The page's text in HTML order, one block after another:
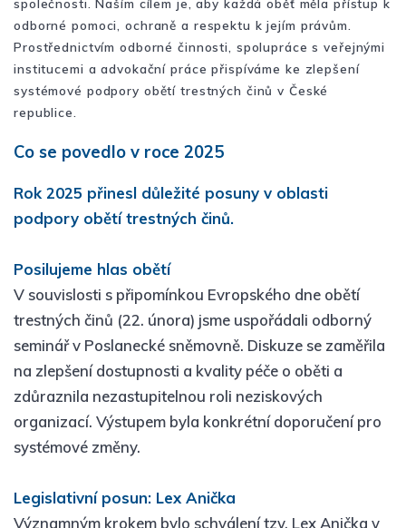
odborné pomoci, ochraně a respektu k jejím právům.
Prostřednictvím odborné činnosti, spolupráce s veřejnými
institucemi a advokační práce přispíváme ke zlepšení
systémové podpory obětí trestných činů v České
republice.
Co se povedlo v roce 2025
Rok 2025 přinesl důležité posuny v oblasti
podpory obětí trestných činů.
Posilujeme hlas obětí
V souvislosti s připomínkou Evropského dne obětí
trestných činů (22. února) jsme uspořádali odborný
seminář v Poslanecké sněmovně. Diskuze se zaměřila
na zlepšení dostupnosti a kvality péče o oběti a
zdůraznila nezastupitelnou roli neziskových
organizací. Výstupem byla konkrétní doporučení pro
systémové změny.
Legislativní posun: Lex Anička
Významným krokem bylo schválení tzv. Lex Anička v